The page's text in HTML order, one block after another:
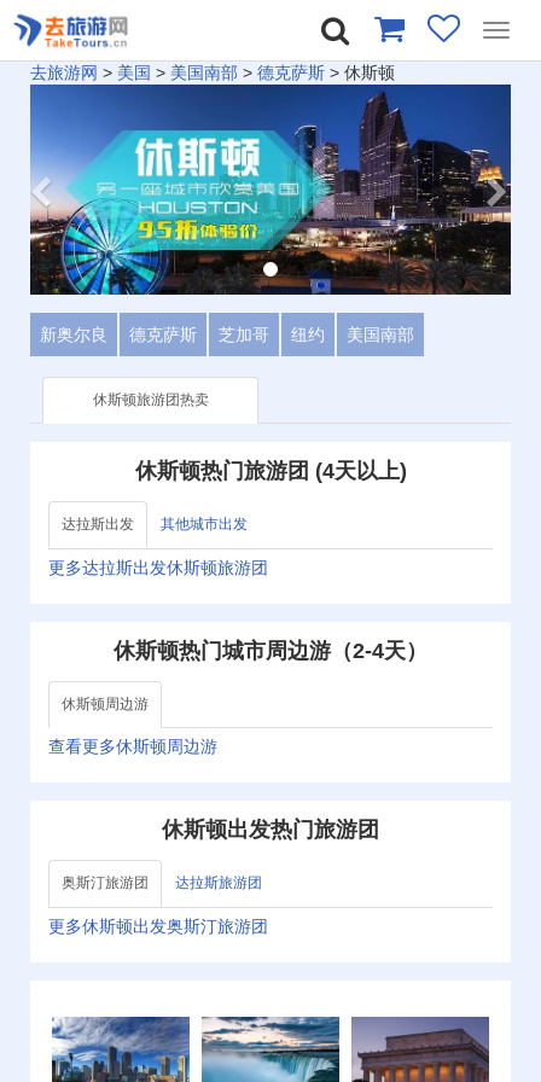
去旅游网 > 美国 > 美国南部 > 德克萨斯 > 休斯顿
新奥尔良 德克萨斯 芝加哥 纽约 美国南部
休斯顿旅游团热卖
休斯顿热门旅游团 (4天以上)
达拉斯出发 其他城市出发
更多达拉斯出发休斯顿旅游团
休斯顿热门城市周边游（2-4天）
休斯顿周边游
查看更多休斯顿周边游
休斯顿出发热门旅游团
奥斯汀旅游团 达拉斯旅游团
更多休斯顿出发奥斯汀旅游团